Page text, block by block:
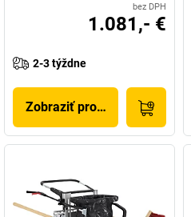
bez DPH
1.081,- €
2-3 týždne
Zobraziť produkt